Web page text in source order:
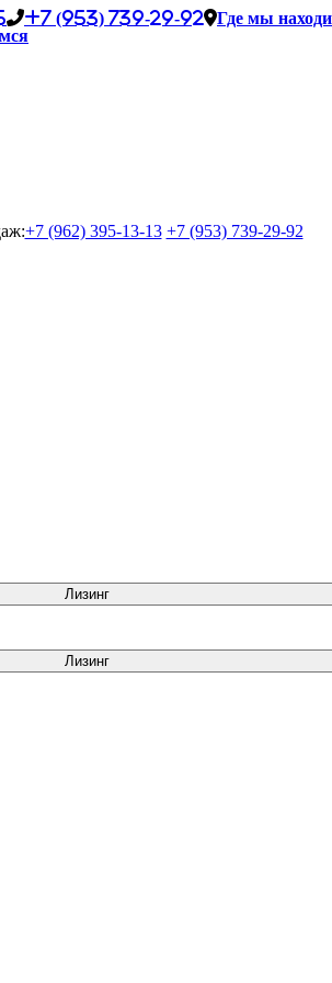
+7 (953) 739-29-92
Где мы
+7 (962) 395-13-13 +7 (953) 739-29-92
Лизинг
Лизинг